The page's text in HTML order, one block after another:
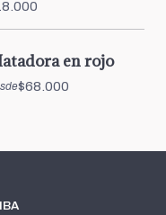
en rojo
$68.000